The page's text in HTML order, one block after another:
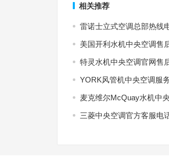
相关推荐
雷诺士立式空调总部热线
美国开利水机中央空调售
特灵水机中央空调官网售
YORK风管机中央空调服
麦克维尔McQuay水机中
三菱中央空调官方客服电